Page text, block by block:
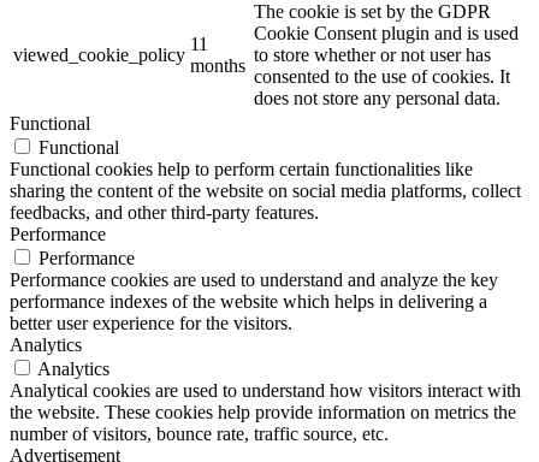
viewed_cookie_policy
11
months
The cookie is set by the GDPR
Cookie Consent plugin and is used
to store whether or not user has
consented to the use of cookies. It
does not store any personal data.
Functional
Functional
Functional cookies help to perform certain functionalities like
sharing the content of the website on social media platforms, collect
feedbacks, and other third-party features.
Performance
Performance
Performance cookies are used to understand and analyze the key
performance indexes of the website which helps in delivering a
better user experience for the visitors.
Analytics
Analytics
Analytical cookies are used to understand how visitors interact with
the website. These cookies help provide information on metrics the
number of visitors, bounce rate, traffic source, etc.
Advertisement